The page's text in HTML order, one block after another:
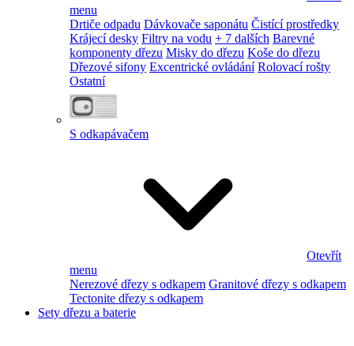
menu
Drtiče odpadu Dávkovače saponátu Čistící prostředky
Krájecí desky Filtry na vodu + 7 dalších Barevné
komponenty dřezu Misky do dřezu Koše do dřezu
Dřezové sifony Excentrické ovládání Rolovací rošty
Ostatní
S odkapávačem
Otevřít
menu
Nerezové dřezy s odkapem Granitové dřezy s odkapem
Tectonite dřezy s odkapem
Sety dřezu a baterie